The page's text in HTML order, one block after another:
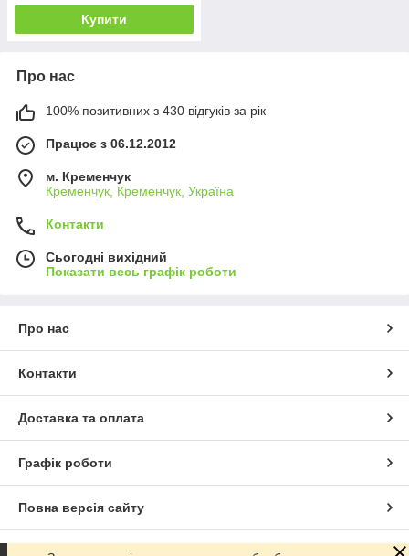
Купити
Про нас
100% позитивних з 430 відгуків за рік
Працює з 06.12.2012
м. Кременчук
Кременчук, Кременчук, Україна
Контакти
Сьогодні вихідний
Показати весь графік роботи
Про нас
Контакти
Доставка та оплата
Графік роботи
Повна версія сайту
Сайт створено на маркетплейсі Prom.ua